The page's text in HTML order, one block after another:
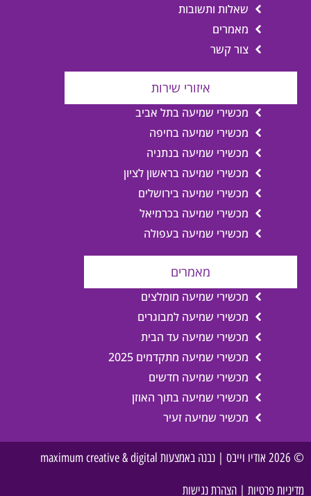
שאלות ותשובות
מאמרים
צור קשר
איזורי שירות
מכשירי שמיעה בתל אביב
מכשירי שמיעה בחיפה
מכשירי שמיעה בנתניה
מכשירי שמיעה בראשון לציון
מכשירי שמיעה בירושלים
מכשירי שמיעה בכרמיאל
מכשירי שמיעה בעפולה
מאמרים
מכשירי שמיעה מומלצים
מכשירי שמיעה למבוגרים
מכשירי שמיעה עד הבית
מכשירי שמיעה מתקדמים 2025
מכשירי שמיעה חדשים
מכשירי שמיעה בתוך האוזן
מכשיר שמיעה זעיר
© 2026 אודיו וייבס | נבנה באמצעות maximum creative & digital
מדיניות פרטיות | הצהרת נגישות